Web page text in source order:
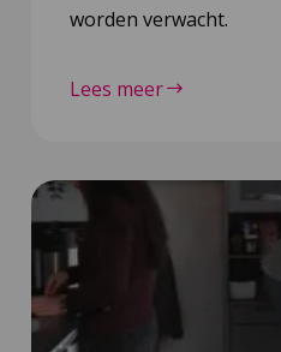
worden verwacht.
Lees meer